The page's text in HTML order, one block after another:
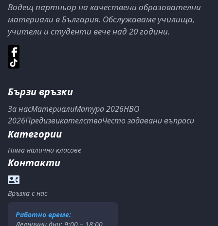
Водещ партньор на качествени образователни
материали в България. Обслужаваме училища,
учители и студенти вече над 20 години.
Бързи връзки
За насМатериалиМатура 2026НВО
2026ПредизвикателстваЧесто задавани въпроси
Категории
Няма налични класове
Контакти
Връзка с нас
Работно време: